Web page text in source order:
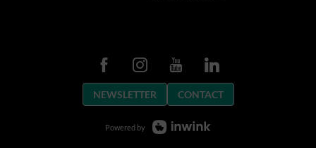
NEWSLETTER CONTACT
Powered by